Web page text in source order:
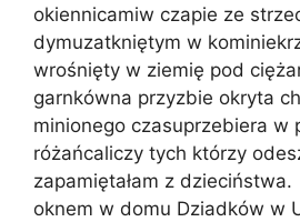
okiennicamiw czapie ze
dymuzatkniętym w
wrośnięty w ziemię pod
garnkówna przyzbie okryta
minionego czasuprzebiera w
różańcaliczy tych którzy
zapamiętałam z
oknem w domu Dziadków w